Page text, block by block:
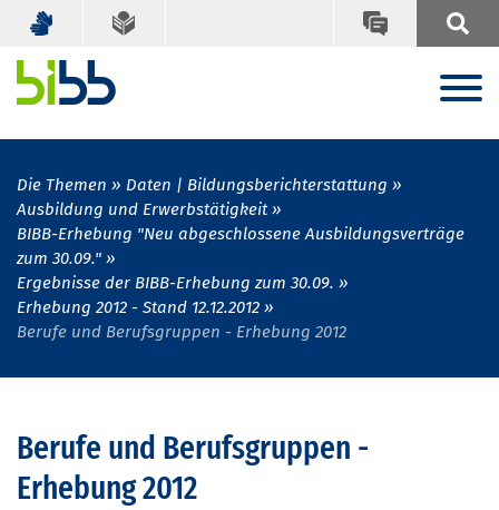
Die Themen
Daten | Bildungsberichterstattung
Ausbildung und Erwerbstätigkeit
BIBB-Erhebung "Neu abgeschlossene Ausbildungsverträge
zum 30.09."
Ergebnisse der BIBB-Erhebung zum 30.09.
Erhebung 2012 - Stand 12.12.2012
Berufe und Berufsgruppen - Erhebung 2012
Berufe und Berufsgruppen -
Erhebung 2012